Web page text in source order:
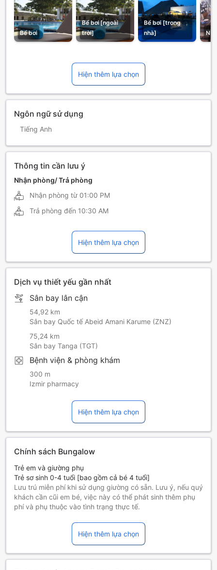
Bể bơi
Bể bơi [ngoài
trời]
Bể bơi [trong
nhà]
Hiện thêm lựa chọn
Ngôn ngữ sử dụng
Tiếng Anh
Thông tin cần lưu ý
Nhận phòng/ Trả phòng
Nhận phòng từ 01:00 PM
Trả phòng đến 10:30 AM
Hiện thêm lựa chọn
Dịch vụ thiết yếu gần nhất
Sân bay lân cận
54,92 km
Sân bay Quốc tế Abeid Amani Karume (ZNZ)
75,24 km
Sân bay Tanga (TGT)
Bệnh viện & phòng khám
300 m
Izmir pharmacy
Hiện thêm lựa chọn
Chính sách Bungalow
Trẻ em và giường phụ
Trẻ sơ sinh 0-4 tuổi [bao gồm cả bé 4 tuổi]
Lưu trú miễn phí khi sử dụng giường có sẵn. Lưu ý, nếu quý
khách cần cũi em bé, việc này có thể phát sinh thêm phụ
phí và phụ thuộc vào tình trạng thực tế.
Ở miễn phí nếu sử dụng giường có sẵn.
Những khách từ 13 tuổi trở lên tính là người lớn
Giường phụ tùy thuộc vào loại phòng bạn chọn, xin vui lòng
kiểm tra thông tin phòng để biết thêm chi tiết.
Hiện thêm lựa chọn